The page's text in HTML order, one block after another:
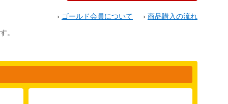
› ゴールド会員について › 商品購入の流れ
。